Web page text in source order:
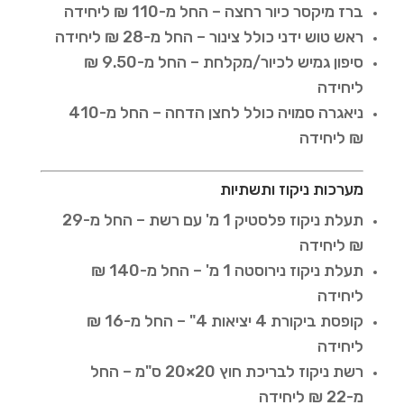
ברז מיקסר כיור רחצה – החל מ-110 ₪ ליחידה
ראש טוש ידני כולל צינור – החל מ-28 ₪ ליחידה
סיפון גמיש לכיור/מקלחת – החל מ-9.50 ₪
ליחידה
ניאגרה סמויה כולל לחצן הדחה – החל מ-410
₪ ליחידה
מערכות ניקוז ותשתיות
תעלת ניקוז פלסטיק 1 מ' עם רשת – החל מ-29
₪ ליחידה
תעלת ניקוז נירוסטה 1 מ' – החל מ-140 ₪
ליחידה
קופסת ביקורת 4 יציאות 4" – החל מ-16 ₪
ליחידה
רשת ניקוז לבריכת חוץ 20×20 ס"מ – החל
מ-22 ₪ ליחידה